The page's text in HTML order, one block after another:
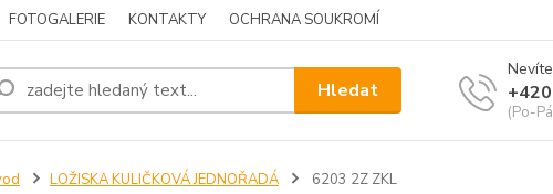
FOTOGALERIE KONTAKTY OCHRANA SOUKROMÍ
Hledat
(Po-
LOŽISKA KULIČKOVÁ JEDNOŘADÁ 6203 2Z ZKL